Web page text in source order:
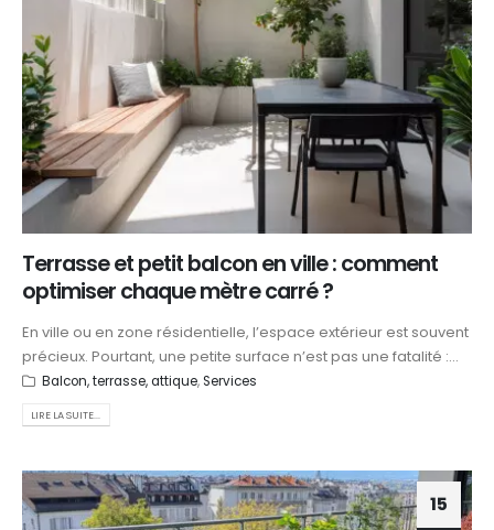
Terrasse et petit balcon en ville : comment
optimiser chaque mètre carré ?
En ville ou en zone résidentielle, l’espace extérieur est souvent
précieux. Pourtant, une petite surface n’est pas une fatalité :...
Balcon, terrasse, attique,Services
LIRE LA SUITE...
15